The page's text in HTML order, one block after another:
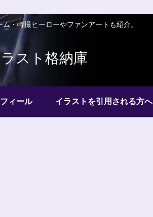
・特撮ヒーローやファンアートも紹介。
スト格納庫
ィール イラストを引用される方へ